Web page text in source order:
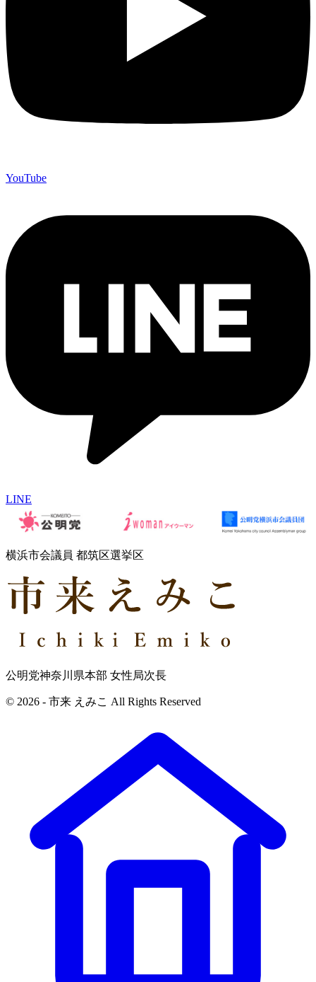
YouTube
LINE
横浜市会議員 都筑区選挙区
公明党神奈川県本部 女性局次長
© 2026 - 市来 えみこ All Rights Reserved